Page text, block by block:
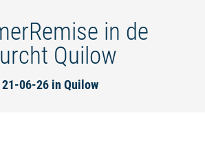
in de
Quilow
06-26 in Quilow